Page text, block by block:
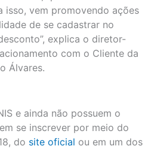
isso, vem promovendo ações
de se cadastrar no
explica o diretor-
com o Cliente da
Álvares.
e ainda não possuem o
se inscrever por meio do
do site oficial ou em um dos